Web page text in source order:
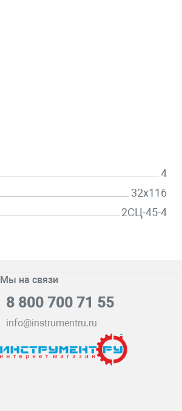
4
32х116
2СЦ-45-4
Мы на связи
8 800 700 71 55
info@instrumentru.ru